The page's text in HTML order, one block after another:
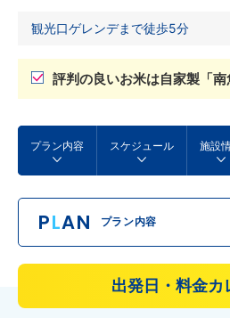
観光口ゲレンデまで徒歩5分
評判の良いお米は自家製「南
プラン内容 スケジュール 施設
PLAN プラン内容
出発日・料金カ